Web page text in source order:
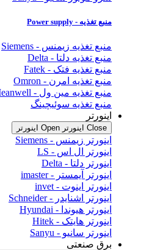
منبع تغذیه - Power supply
منبع تغذیه زیمنس - Siemens
منبع تغذیه دلتا - Delta
منبع تغذیه فتک - Fatek
منبع تغذیه امرن - Omron
منبع تغذیه مین ول - Meanwell
منبع تغذیه سوئیچینگ
اینورتر
Close اینورتر Open اینورتر
اینورتر زیمنس - Siemens
اینورتر ال اس - LS
اینورتر دلتا - Delta
اینورتر آیمستر - imaster
اینورتر اینوت - invet
اینورتر اشنایدر - Schneider
اینورتر هیوندا - Hyundai
اینورتر هایتک - Hitek
اینورتر سانیو - Sanyu
برق صنعتی